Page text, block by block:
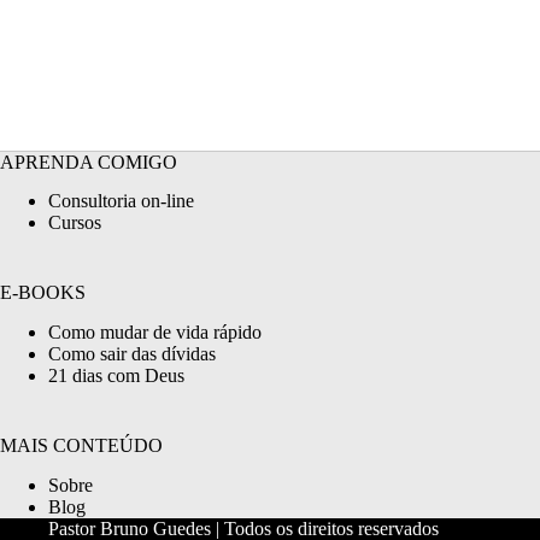
APRENDA COMIGO
Consultoria on-line
Cursos
E-BOOKS
Como mudar de vida rápido
Como sair das dívidas
21 dias com Deus
MAIS CONTEÚDO
Sobre
Blog
Pastor Bruno Guedes | Todos os direitos reservados